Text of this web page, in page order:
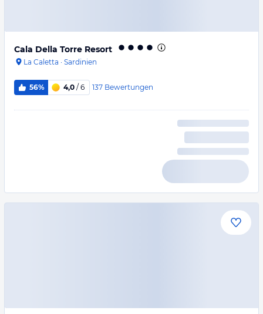
Cala Della Torre Resort
La Caletta · Sardinien
56% 4,0 / 6 137 Bewertungen